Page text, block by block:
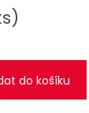
do košíku